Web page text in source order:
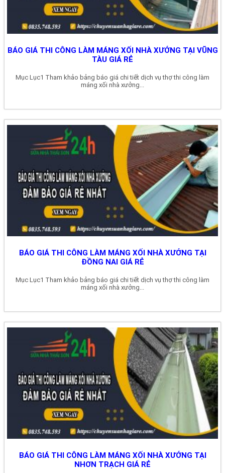
BÁO GIÁ THI CÔNG LÀM MÁNG XỐI NHÀ XƯỞNG TẠI VŨNG
TÀU GIÁ RẺ
Mục Lục1 Tham khảo bảng báo giá chi tiết dịch vụ thợ thi công làm
máng xối nhà xưởng...
BÁO GIÁ THI CÔNG LÀM MÁNG XỐI NHÀ XƯỞNG TẠI
ĐỒNG NAI GIÁ RẺ
Mục Lục1 Tham khảo bảng báo giá chi tiết dịch vụ thợ thi công làm
máng xối nhà xưởng...
BÁO GIÁ THI CÔNG LÀM MÁNG XỐI NHÀ XƯỞNG TẠI
NHƠN TRẠCH GIÁ RẺ